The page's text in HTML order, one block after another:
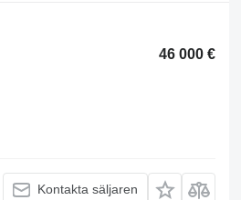
46 000 €
Kontakta säljaren